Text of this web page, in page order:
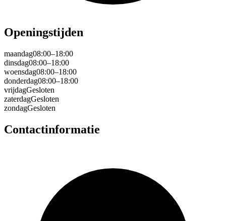
Openingstijden
maandag08:00–18:00
dinsdag08:00–18:00
woensdag08:00–18:00
donderdag08:00–18:00
vrijdagGesloten
zaterdagGesloten
zondagGesloten
Contactinformatie